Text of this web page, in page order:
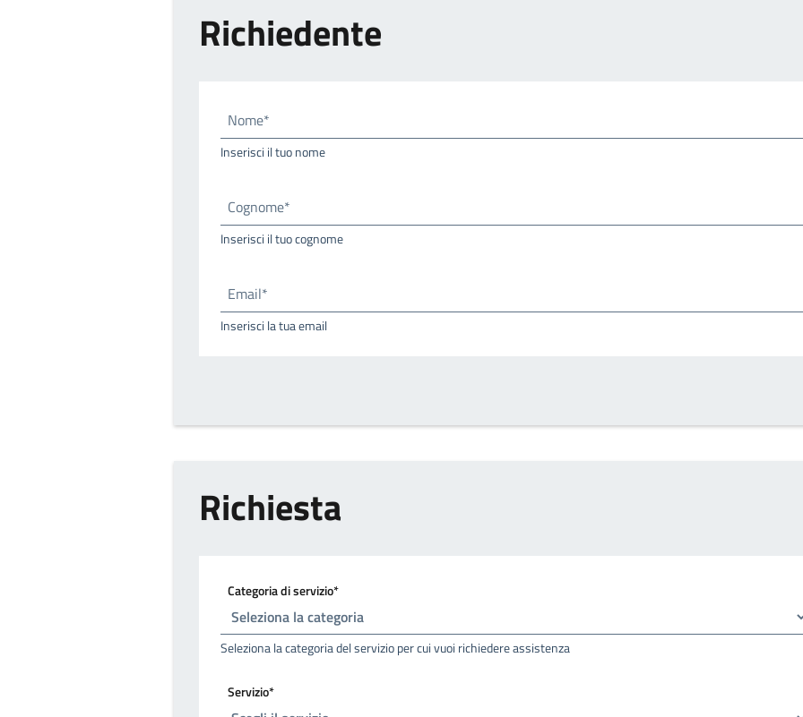
Richiedente
Nome*
Inserisci il tuo nome
Cognome*
Inserisci il tuo cognome
Email*
Inserisci la tua email
Richiesta
Categoria di servizio*
Seleziona la categoria del servizio per cui vuoi richiedere assistenza
Servizio*